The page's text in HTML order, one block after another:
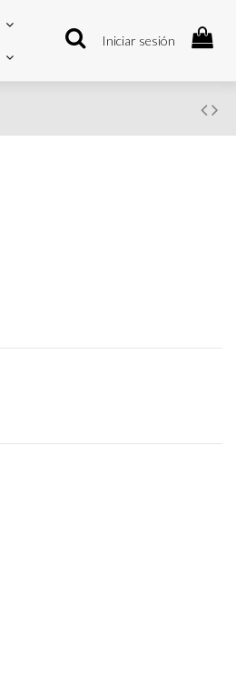
Iniciar sesión